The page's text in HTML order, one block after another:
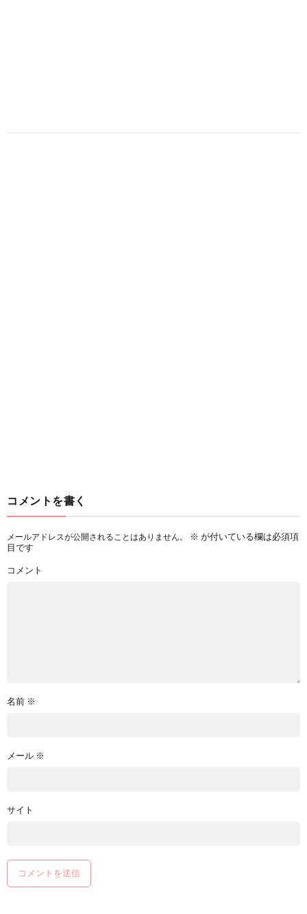
コメントを書く
メールアドレスが公開されることはありません。 ※ が付いている欄は必須項
目です
コメント
名前 ※
メール ※
サイト